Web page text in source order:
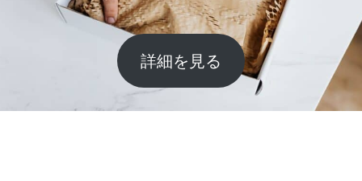
詳細を見る